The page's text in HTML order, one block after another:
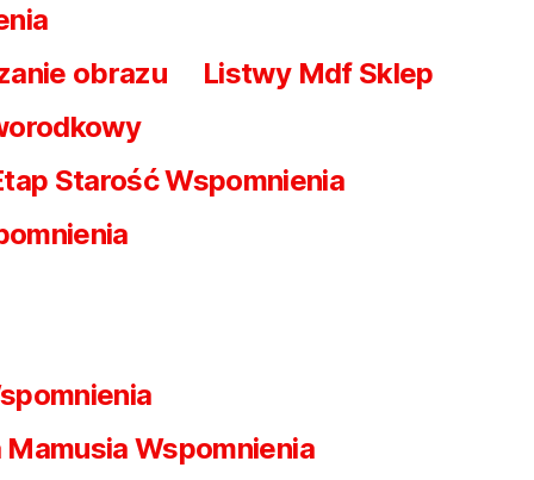
obrazu
Listwy Mdf Sklep
Starość Wspomnienia
Wspomnienia